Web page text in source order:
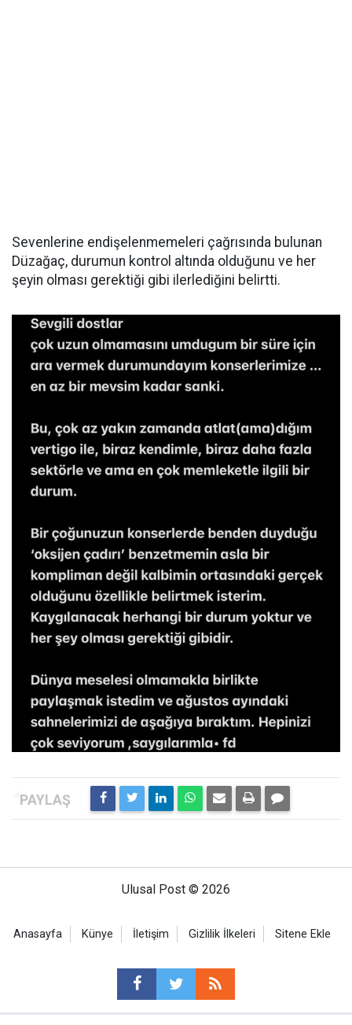
Sevenlerine endişelenmemeleri çağrısında bulunan
Düzağaç, durumun kontrol altında olduğunu ve her
şeyin olması gerektiği gibi ilerlediğini belirtti.
Ulusal Post © 2026
Anasayfa Künye İletişim Gizlilik İlkeleri Sitene Ekle